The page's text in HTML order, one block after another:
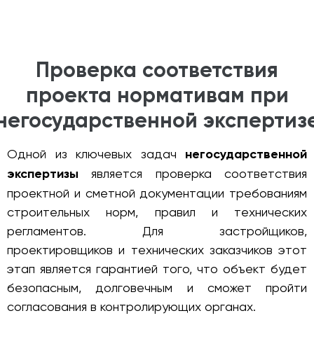
Проверка соответствия
проекта нормативам при
Одной из ключевых задач негосударственной
экспертизы является проверка соответствия
проектной и сметной документации требованиям
строительных норм, правил и технических
регламентов. Для застройщиков,
проектировщиков и технических заказчиков этот
этап является гарантией того, что объект будет
безопасным, долговечным и сможет пройти
согласования в контролирующих органах.